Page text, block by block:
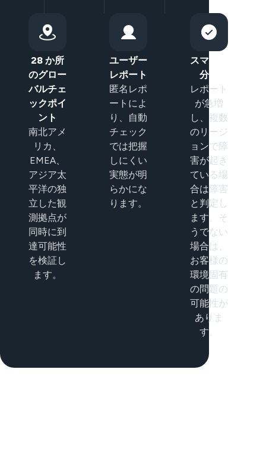
28 か所
のグロー
バルチェ
ックポイ
ント
南北アメ
リカ、
EMEA、
アジア太
平洋の独
立した観
測拠点が
同時に到
達可能性
を検証し
ます。
ユーザー
レポート
匿名レポ
ートによ
り、自動
チェック
では把握
しにくい
実態が明
らかにな
ります。
スマート
分類
レポート
が急増
し、複数
のリージ
ョンで障
害が起き
ている場
合は障害
と判定し
ます。そ
うでない
場合は、
お客様の
環境固有
の問題の
可能性が
ありま
す。